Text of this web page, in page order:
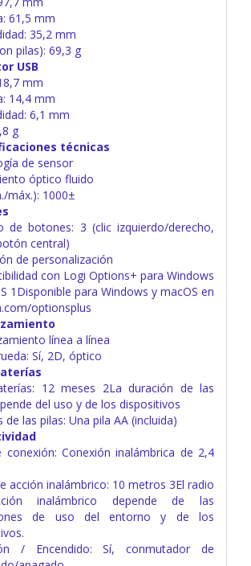
61,5 mm
35,2 mm
pilas): 69,3 g
USB
mm
14,4 mm
6,1 mm
g
técnicas
de sensor
óptico fluido
máx.): 1000±
de botones: 3 (clic izquierdo/derecho,
central)
de personalización
con Logi Options+ para Windows
1Disponible para Windows y macOS en
optionsplus
línea a línea
Sí, 2D, óptico
12 meses 2La duración de las
del uso y de los dispositivos
de las pilas: Una pila AA (incluida)
conexión: Conexión inalámbrica de 2,4
acción inalámbrico: 10 metros 3El radio
inalámbrico depende de las
de uso del entorno y de los
/ Encendido: Sí, conmutador de